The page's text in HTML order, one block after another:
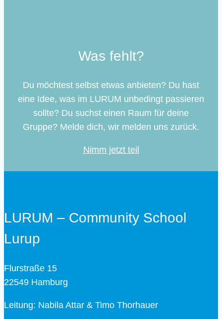
Was fehlt?
Du möchtest selbst etwas anbieten? Du hast
eine Idee, was im LURUM unbedingt passieren
sollte? Du suchst einen Raum für deine
Gruppe? Melde dich, wir melden uns zurück.
Nimm jetzt teil
LURUM – Community School
Lurup
Flurstraße 15
22549 Hamburg
Leitung: Nabila Attar & Timo Thorhauer